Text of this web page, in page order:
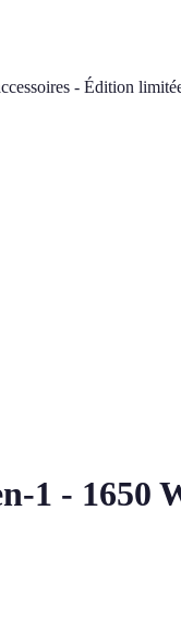
- Édition
1 - 1650